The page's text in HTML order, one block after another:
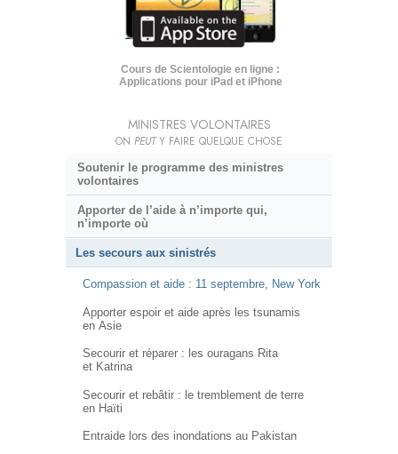
Cours de Scientologie en ligne :
Applications pour iPad et iPhone
MINISTRES VOLONTAIRES
ON PEUTY FAIRE QUELQUE CHOSE
Soutenir le programme des ministres
volontaires
Apporter de l’aide à n’importe qui,
n’importe où
Les secours aux sinistrés
Compassion et aide : 11 septembre, New York
Apporter espoir et aide après les tsunamis
en Asie
Secourir et réparer : les ouragans Rita
et Katrina
Secourir et rebâtir : le tremblement de terre
en Haïti
Entraide lors des inondations au Pakistan